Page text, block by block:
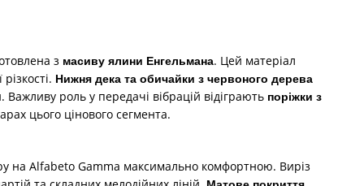
з масиву ялини Енгельмана. Цей матеріал
Нижня дека та обичайки з червоного дерева
роль у передачі вібрацій відіграють поріжки з
цього цінового сегмента.
на Alfabeto Gamma максимально комфортною. Виріз